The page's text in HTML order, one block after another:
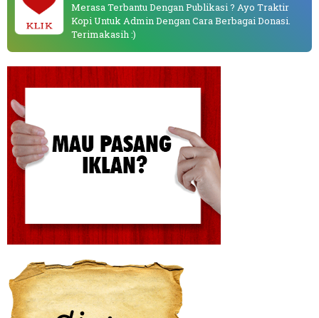
KLIK
Merasa Terbantu Dengan Publikasi ? Ayo Traktir
Kopi Untuk Admin Dengan Cara Berbagai Donasi.
Terimakasih :)